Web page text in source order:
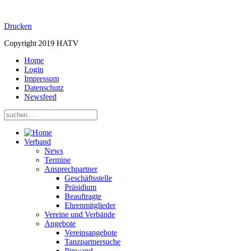
Drucken
Copyright 2019 HATV
Home
Login
Impressum
Datenschutz
Newsfeed
Verband
News
Termine
Ansprechpartner
Geschäftsstelle
Präsidium
Beauftragte
Ehrenmitglieder
Vereine und Verbände
Angebote
Vereinsangebote
Tanzpartnersuche